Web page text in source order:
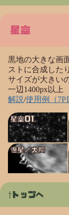
星空
黒地の大きな画
ストに合成した
サイズが大きい
一辺1400px以上
解説/使用例（7P
星空01
恒星／太陽
トップへ